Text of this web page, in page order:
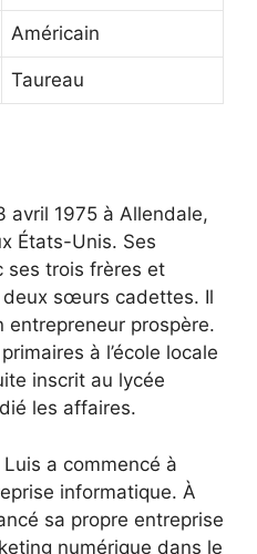
Américain
Taureau
avril 1975 à Allendale,
États-Unis. Ses
ses trois frères et
sœurs cadettes. Il
entrepreneur prospère.
à l’école locale
inscrit au lycée
les affaires.
a commencé à
informatique. À
sa propre entreprise
numérique dans le